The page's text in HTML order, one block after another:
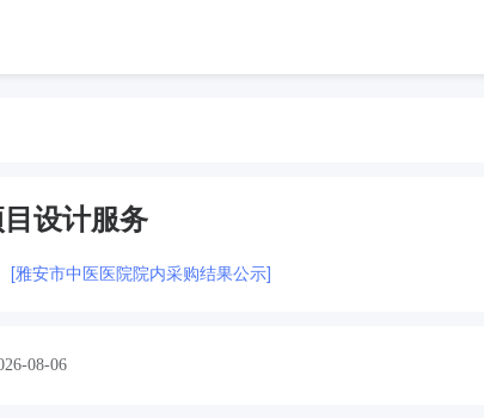
设计服务
[雅安市中医医院院内采购结果公示]
08-06